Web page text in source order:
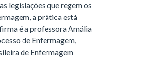
legislações que regem os
a prática está
é a professora Amália
de Enfermagem,
de Enfermagem